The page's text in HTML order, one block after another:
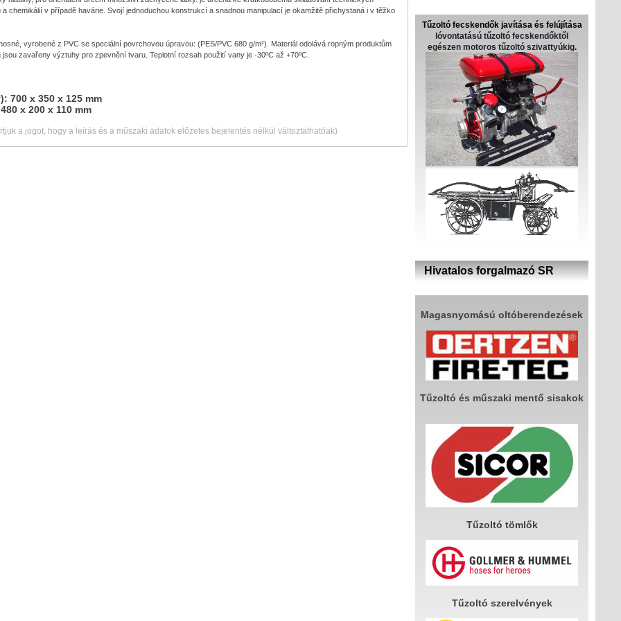
Tűzoltó fecskendők javítása és felújítása
lóvontatású tűzoltó fecskendőktől
egészen motoros tűzoltó szivattyúkig.
Hivatalos forgalmazó SR
Magasnyomású oltóberendezések
Tűzoltó és műszaki mentő sisakok
Tűzoltó tömlők
Tűzoltó szerelvények
chemikálií v případě havárie. Svojí jednoduchou konstrukcí a snadnou manipulací je okamžitě přichystaná i v těžko
vyrobené z PVC se speciální povrchovou úpravou: (PES/PVC 680 g/m²). Materiál odolává ropným produktům
zavařeny výztuhy pro zpevnění tvaru. Teplotní rozsah použití vany je -30ºC až +70ºC.
700 x 350 x 125 mm
x 200 x 110 mm
a jogot, hogy a leírás és a műszaki adatok előzetes bejelentés nélkül változtathatóak)